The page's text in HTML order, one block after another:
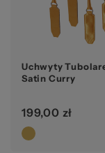
Uchwyty
Satin Curry
199,00 zł